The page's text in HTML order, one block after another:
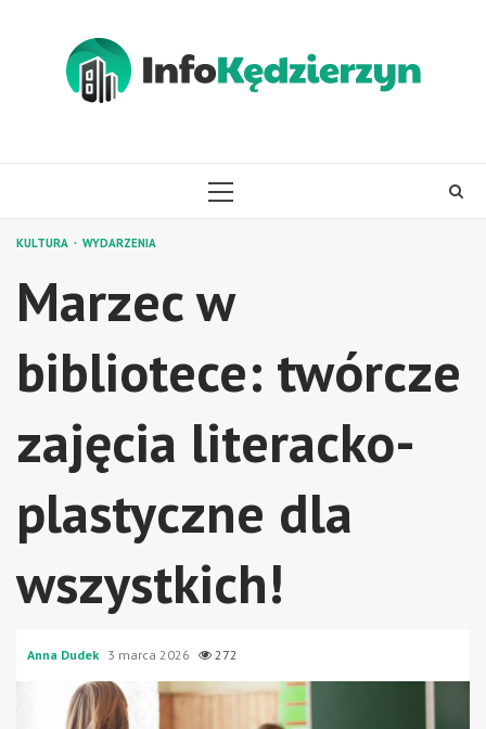
PRIMARY
KULTURA WYDARZENIA
Marzec w
bibliotece: twórcze
zajęcia literacko-
plastyczne dla
wszystkich!
Anna Dudek 3 marca 2026 272